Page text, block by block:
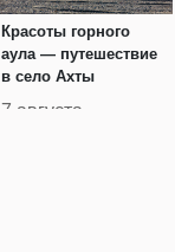
Красоты горного
аула — путешествие
в село Ахты
7 августа